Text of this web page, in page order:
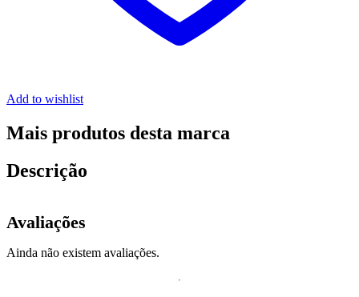
Add to wishlist
Mais produtos desta marca
Descrição
Avaliações
Ainda não existem avaliações.